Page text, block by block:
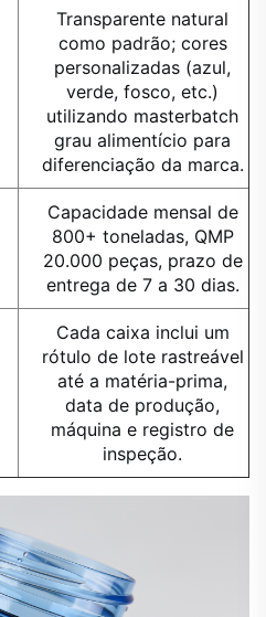
Transparente natural
como padrão; cores
personalizadas (azul,
verde, fosco, etc.)
utilizando masterbatch
grau alimentício para
diferenciação da marca.
Capacidade mensal de
800+ toneladas, QMP
20.000 peças, prazo de
entrega de 7 a 30 dias.
Cada caixa inclui um
rótulo de lote rastreável
até a matéria-prima,
data de produção,
máquina e registro de
inspeção.